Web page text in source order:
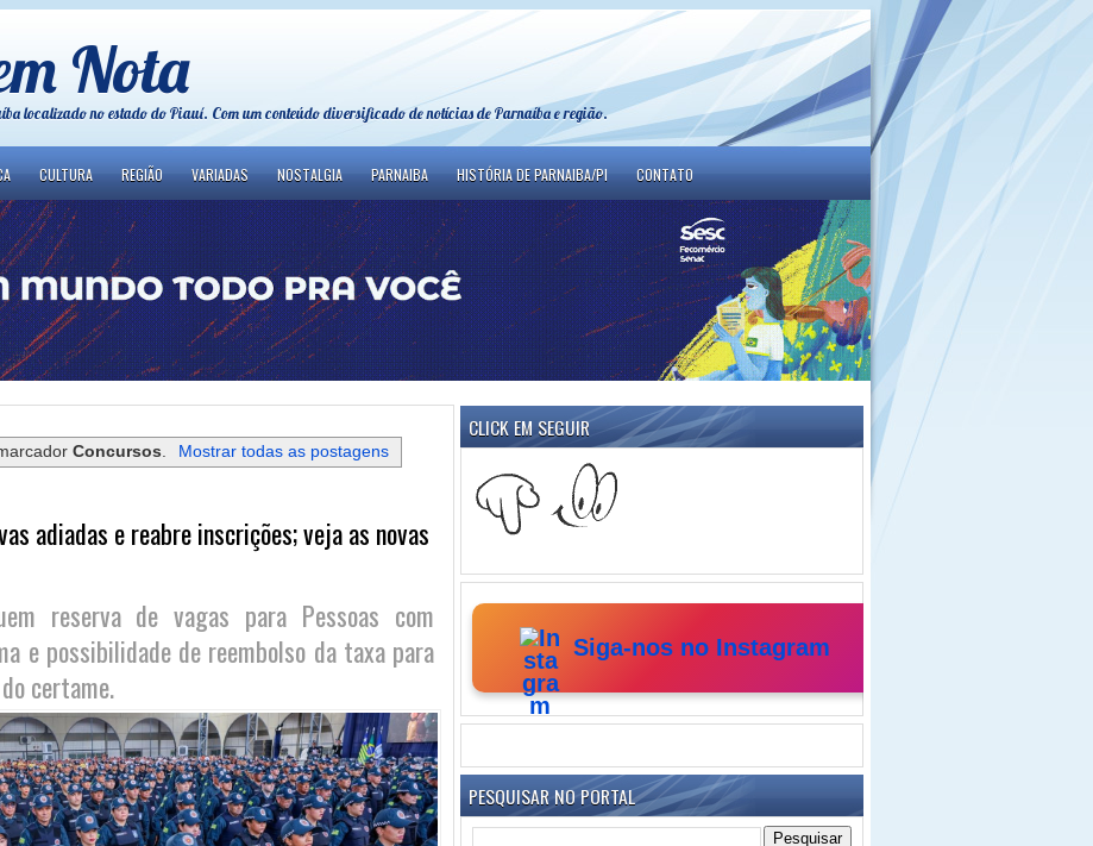
Nota
localizado no estado do Piauí. Com um conteúdo diversificado de notícias de Parnaíba e região.
CULTURA REGIÃO VARIADAS NOSTALGIA PARNAIBA HISTÓRIA DE PARNAIBA/PI CONTATO
Concursos Mostrar todas as postagens
adiadas e reabre inscrições; veja as novas
reserva de vagas para Pessoas com
e possibilidade de reembolso da taxa para
certame.
CLICK EM SEGUIR
Siga-nos no Instagram
PESQUISAR NO PORTAL